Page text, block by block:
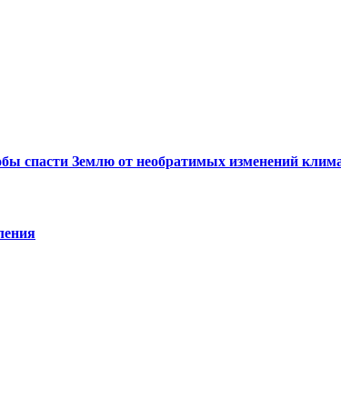
спасти Землю от необратимых изменений